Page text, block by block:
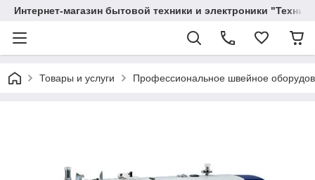
Интернет-магазин бытовой техники и электроники
Товары и услуги Профессиональное швейное